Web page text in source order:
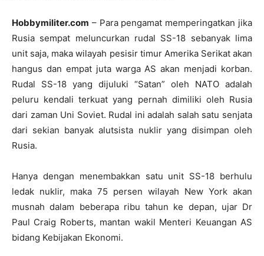
Hobbymiliter.com – Para pengamat memperingatkan jika
Rusia sempat meluncurkan rudal SS-18 sebanyak lima
unit saja, maka wilayah pesisir timur Amerika Serikat akan
hangus dan empat juta warga AS akan menjadi korban.
Rudal SS-18 yang dijuluki “Satan” oleh NATO adalah
peluru kendali terkuat yang pernah dimiliki oleh Rusia
dari zaman Uni Soviet. Rudal ini adalah salah satu senjata
dari sekian banyak alutsista nuklir yang disimpan oleh
Rusia.
Hanya dengan menembakkan satu unit SS-18 berhulu
ledak nuklir, maka 75 persen wilayah New York akan
musnah dalam beberapa ribu tahun ke depan, ujar Dr
Paul Craig Roberts, mantan wakil Menteri Keuangan AS
bidang Kebijakan Ekonomi.